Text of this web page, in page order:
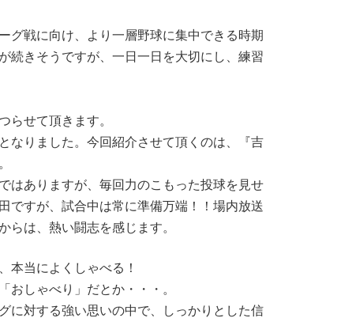
グ戦に向け、より一層野球に集中できる時期
続きそうですが、一日一日を大切にし、練習
らせて頂きます。
なりました。今回紹介させて頂くのは、『吉
はありますが、毎回力のこもった投球を見せ
ですが、試合中は常に準備万端！！場内放送
らは、熱い闘志を感じます。
本当によくしゃべる！
おしゃべり」だとか・・・。
に対する強い思いの中で、しっかりとした信